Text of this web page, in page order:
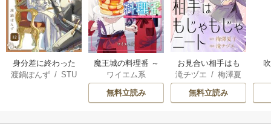
身分差に終わった
恋を、今さらです
渡鍋ぽんず /STU
魔王城の料理番 ～
コワモテ魔族ばか
りだけど、ホワイ
トな職場です～
ワイエム系
無料立読み
お見合い相手はも
じゃもじゃニート
滝チヅエ /梅澤夏
子（エブリスタ）
無料立読み